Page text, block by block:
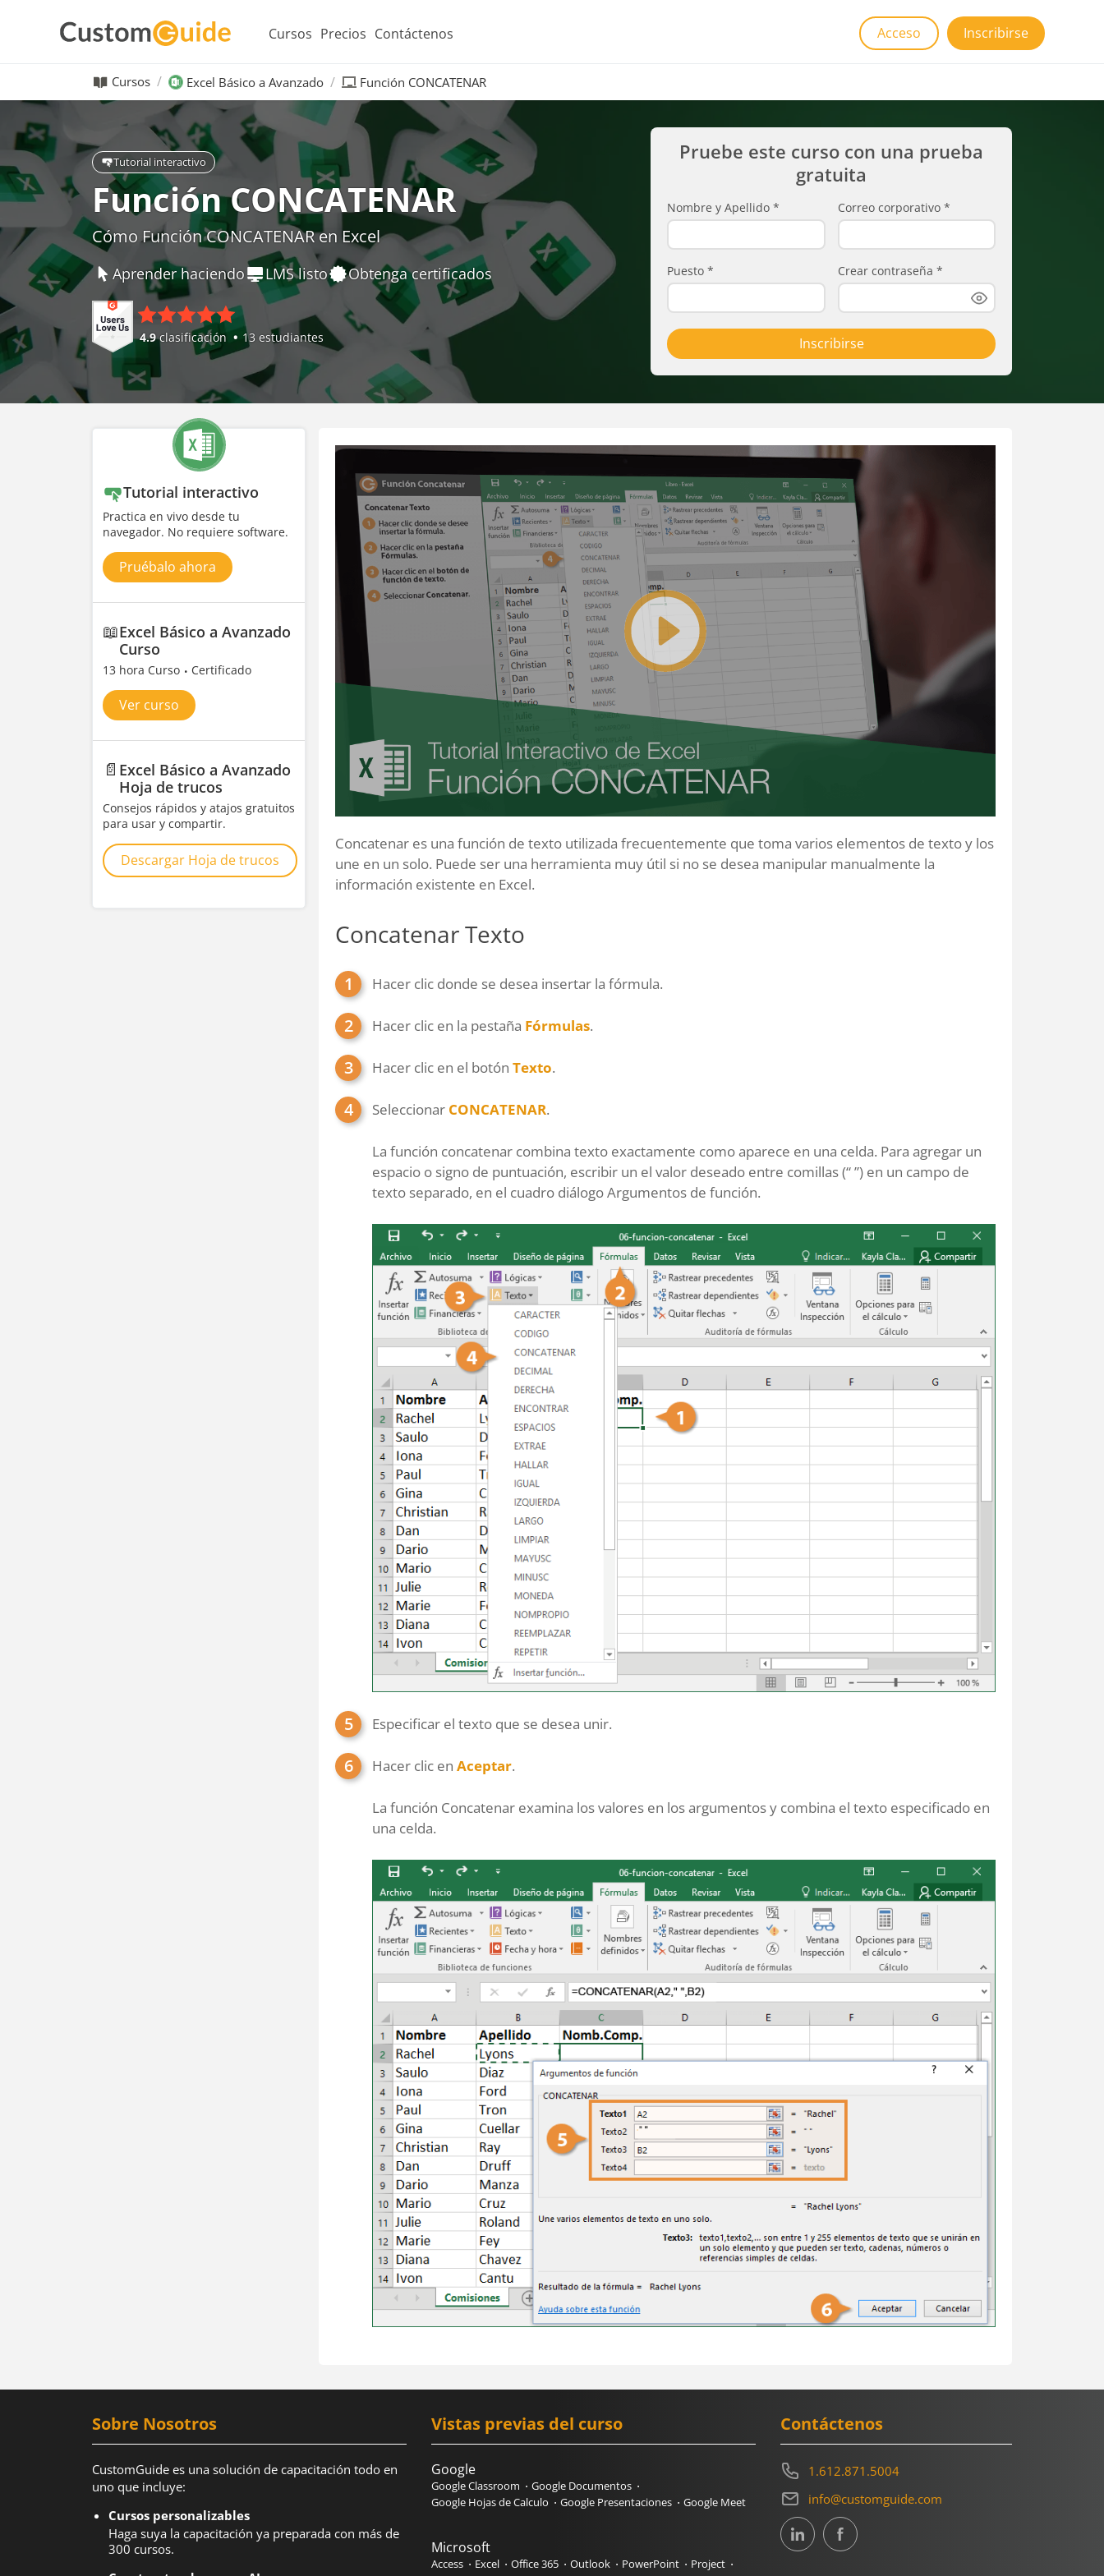
Cursos Precios Contáctenos Acceso Inscribirse
Cursos Excel Básico a Avanzado Función CONCATENAR
Tutorial interactivo
Función CONCATENAR
Cómo Función CONCATENAR en Excel
Aprender haciendo LMS listo Obtenga certificados
4.9clasificación 13 estudiantes
Pruebe este curso con una prueba
gratuita
Nombre y Apellido * Correo corporativo *
Puesto * Crear contraseña *
Inscribirse
Tutorial interactivo
Practica en vivo desde tu
navegador. No requiere software.
Pruébalo ahora
📖Excel Básico a Avanzado
Curso
13 hora Curso Certificado
Ver curso
📄 Excel Básico a Avanzado
Hoja de trucos
Consejos rápidos y atajos gratuitos
para usar y compartir.
Descargar Hoja de trucos
Concatenar es una función de texto utilizada frecuentemente que toma varios elementos de texto y los
une en un solo. Puede ser una herramienta muy útil si no se desea manipular manualmente la
información existente en Excel.
Concatenar Texto
Hacer clic donde se desea insertar la fórmula.
Hacer clic en la pestaña Fórmulas.
Hacer clic en el botón Texto.
Seleccionar CONCATENAR.
La función concatenar combina texto exactamente como aparece en una celda. Para agregar un
espacio o signo de puntuación, escribir un el valor deseado entre comillas (“ ”) en un campo de
texto separado, en el cuadro diálogo Argumentos de función.
Especificar el texto que se desea unir.
Hacer clic en Aceptar.
La función Concatenar examina los valores en los argumentos y combina el texto especificado en
una celda.
Sobre Nosotros
CustomGuide es una solución de capacitación todo en
uno que incluye:
Cursos personalizables
Haga suya la capacitación ya preparada con más de
300 cursos.
Vistas previas del curso
Google
Google Classroom
Google Documentos
Google Hojas de Calculo
Google Presentaciones Google Meet
Microsoft
Access Excel Office 365 Outlook PowerPoint
Project
Contáctenos
1.612.871.5004
info@customguide.com